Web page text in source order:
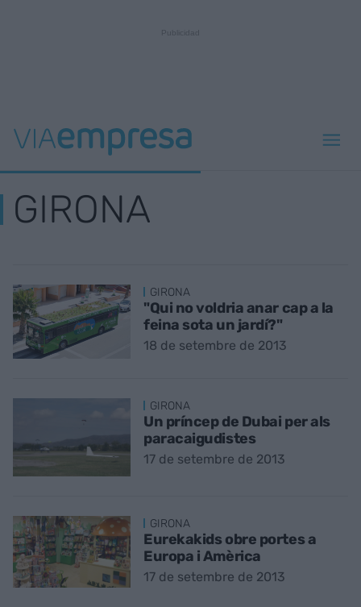
GIRONA
GIRONA
"Qui no voldria anar cap a la
feina sota un jardí?"
18 de setembre de 2013
GIRONA
Un príncep de Dubai per als
paracaigudistes
17 de setembre de 2013
GIRONA
Eurekakids obre portes a
Europa i Amèrica
17 de setembre de 2013